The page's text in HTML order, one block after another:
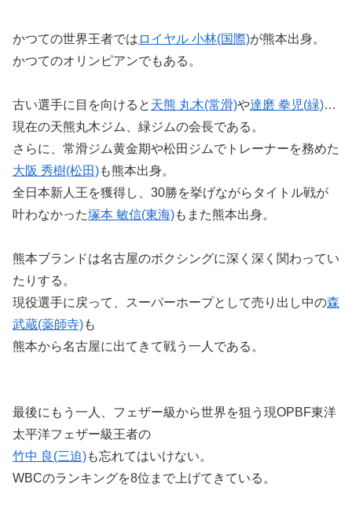
かつての世界王者では ロイヤル 小林(国際)が熊本出身。
かつてのオリンピアンでもある。
古い選手に目を向けると 天熊 丸木(常滑)や達磨 拳児(緑)…
現在の天熊丸木ジム、緑ジムの会長である。
さらに、常滑ジム黄金期や松田ジムでトレーナーを務めた
大阪 秀樹(松田)も熊本出身。
全日本新人王を獲得し、30勝を挙げながらタイトル戦が
叶わなかった塚本 敏信(東海)もまた熊本出身。
熊本ブランドは名古屋のボクシングに深く深く関わってい
たりする。
現役選手に戻って、スーパーホープとして売り出し中の森
武蔵(薬師寺)も
熊本から名古屋に出てきて戦う一人である。
最後にもう一人、フェザー級から世界を狙う現OPBF東洋
太平洋フェザー級王者の
竹中 良(三迫)も忘れてはいけない。
WBCのランキングを8位まで上げてきている。